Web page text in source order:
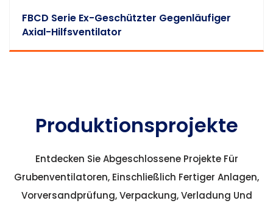
FBCD Serie Ex-Geschützter Gegenläufiger
Axial-Hilfsventilator
Produktionsprojekte
Entdecken Sie Abgeschlossene Projekte Für
Grubenventilatoren, Einschließlich Fertiger Anlagen,
Vorversandprüfung, Verpackung, Verladung Und